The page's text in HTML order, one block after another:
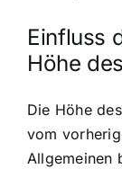
Einfluss
Höhe
Die Höhe
vom
Allgemeinen